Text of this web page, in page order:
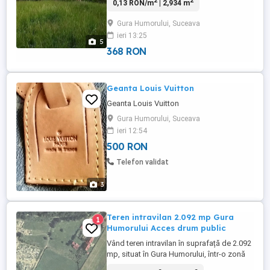
5
Pârtie+Roată+Catedrală, Parcelabil
Lazăr 2A, Gura Humorului Vând 2934 mp
INTRAVILAN în cea mai căutată zonă din
Gura Humorului, în buza Hotelului ...
0,13 RON/m | 2,934 m
Gura Humorului, Suceava
ieri 13:25
368 RON
3
Geanta Louis Vuitton
Geanta Louis Vuitton
Gura Humorului, Suceava
ieri 12:54
500 RON
Telefon validat
1
Teren intravilan 2.092 mp Gura
Humorului Acces drum public
Vând teren intravilan în suprafață de 2.092
mp, situat în Gura Humorului, într-o zonă